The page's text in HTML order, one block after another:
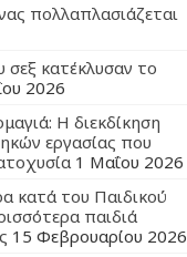
πολλαπλασιάζεται
σεξ κατέκλυσαν το
2026
Η διεκδίκηση
εργασίας που
1 Μαΐου 2026
κατά του Παιδικού
παιδιά
15 Φεβρουαρίου 2026